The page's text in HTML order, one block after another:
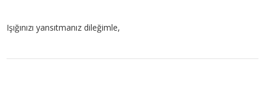
Işığınızı yansıtmanız dileğimle,